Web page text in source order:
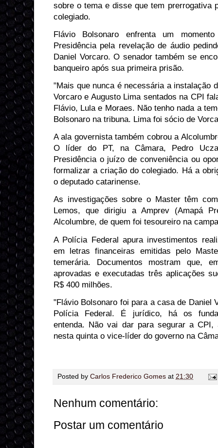
sobre o tema e disse que tem prerrogativa
colegiado.
Flávio Bolsonaro enfrenta um
Presidência pela revelação de áudio
Daniel Vorcaro. O senador também se
banqueiro após sua primeira prisão.
"Mais que nunca é necessária a instalação
Vorcaro e Augusto Lima sentados na CPI
Flávio, Lula e Moraes. Não tenho nada a
Bolsonaro na tribuna. Lima foi sócio de
A ala governista também cobrou a
O líder do PT, na Câmara, Pedro
Presidência o juízo de conveniência ou
formalizar a criação do colegiado. Há a
o deputado catarinense.
As investigações sobre o Master têm
Lemos, que dirigiu a Amprev (Amapá
Alcolumbre, de quem foi tesoureiro na
A Polícia Federal apura investimentos
em letras financeiras emitidas pelo
temerária. Documentos mostram que,
aprovadas e executadas três aplicações
R$ 400 milhões.
"Flávio Bolsonaro foi para a casa de Daniel
Polícia Federal. É jurídico, há os
entenda. Não vai dar para segurar a CPI,
nesta quinta o vice-líder do governo na
Posted by Carlos Frederico Gomes at 21:30
Nenhum comentário:
Postar um comentário